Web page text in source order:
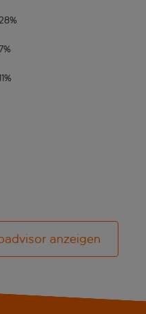
%
%
%
anzeigen